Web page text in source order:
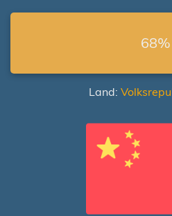
68%
Land: